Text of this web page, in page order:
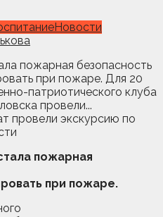
Новости
пожарная безопасность
при пожаре. Для 20
патриотического клуба
провели...
пожарная
при пожаре.